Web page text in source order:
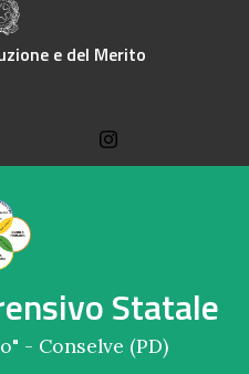
e del Merito
Statale
- Conselve (PD)